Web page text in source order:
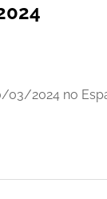
2024 no